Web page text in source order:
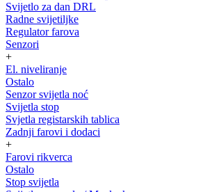
Svijetlo za dan DRL
Radne svijetiljke
Regulator farova
Senzori
+
El. niveliranje
Ostalo
Senzor svijetla noć
Svijetla stop
Svjetla registarskih tablica
Zadnji farovi i dodaci
+
Farovi rikverca
Ostalo
Stop svijetla